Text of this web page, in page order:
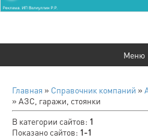
Главная » Справочник компаний »
» АЗС, гаражи, стоянки
В категории сайтов: 1
Показано сайтов: 1-1